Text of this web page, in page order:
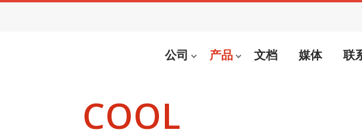
公司 产品 文档 媒体 联
COOL